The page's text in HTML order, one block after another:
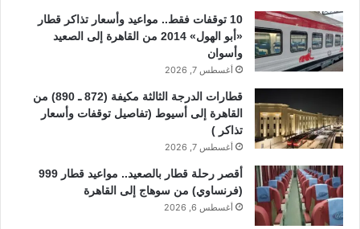
10 توقفات فقط.. مواعيد وأسعار تذاكر قطار
«أبو الهول» 2014 من القاهرة إلى الصعيد
وأسوان
أغسطس 7, 2026
قطارات الدرجة الثالثة مكيفة (872 ـ 890) من
القاهرة إلى أسيوط (تفاصيل توقفات وأسعار
تذاكر )
أغسطس 7, 2026
أقصر رحلة قطار بالصعيد.. مواعيد قطار 999
(فرنساوي) من سوهاج إلى القاهرة
أغسطس 6, 2026